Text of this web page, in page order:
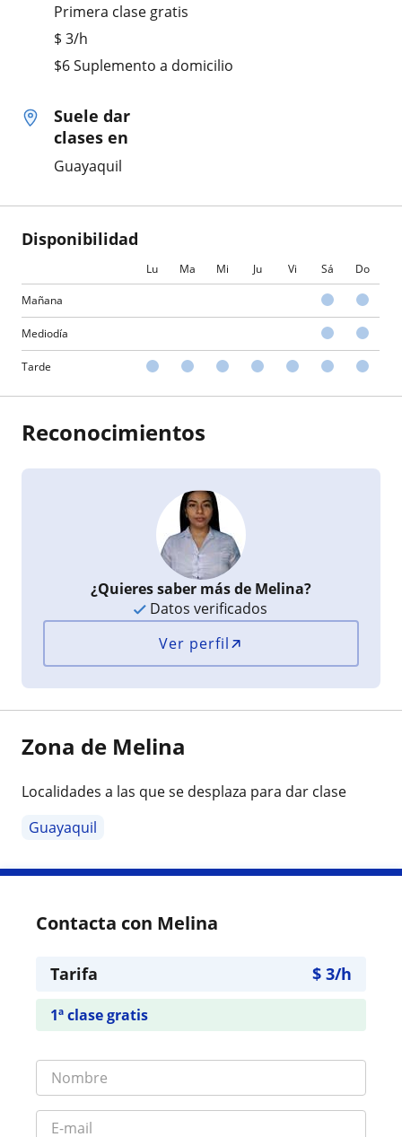
Primera clase gratis
$ 3/h
$6 Suplemento a domicilio
Suele dar
clases en
Guayaquil
Disponibilidad
Lu Ma Mi Ju Vi Sá Do
Mañana
Mediodía
Tarde
Reconocimientos
¿Quieres saber más de Melina?
Datos verificados
Ver perfil
Zona de Melina
Localidades a las que se desplaza para dar clase
Guayaquil
Contacta con Melina
Tarifa $ 3/h
1ª clase gratis